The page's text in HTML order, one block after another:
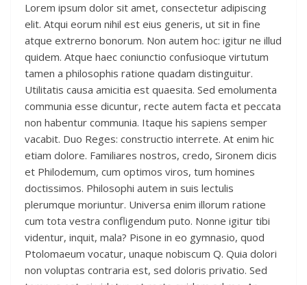
Lorem ipsum dolor sit amet, consectetur adipiscing
elit. Atqui eorum nihil est eius generis, ut sit in fine
atque extrerno bonorum. Non autem hoc: igitur ne illud
quidem. Atque haec coniunctio confusioque virtutum
tamen a philosophis ratione quadam distinguitur.
Utilitatis causa amicitia est quaesita. Sed emolumenta
communia esse dicuntur, recte autem facta et peccata
non habentur communia. Itaque his sapiens semper
vacabit. Duo Reges: constructio interrete. At enim hic
etiam dolore. Familiares nostros, credo, Sironem dicis
et Philodemum, cum optimos viros, tum homines
doctissimos. Philosophi autem in suis lectulis
plerumque moriuntur. Universa enim illorum ratione
cum tota vestra confligendum puto. Nonne igitur tibi
videntur, inquit, mala? Pisone in eo gymnasio, quod
Ptolomaeum vocatur, unaque nobiscum Q. Quia dolori
non voluptas contraria est, sed doloris privatio. Sed